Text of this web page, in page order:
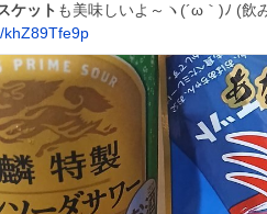
ケット も美味しいよ～ヽ(´ω｀)ﾉ (飲
khZ89Tfe9p